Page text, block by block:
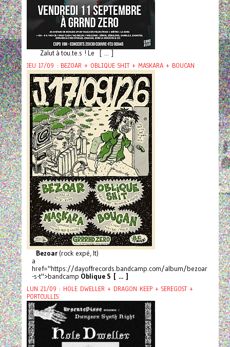
Zalut à tou.te.s ! Le [ ... ]
JEU 17/09 : BEZOAR + OBLIQUE SHIT + MASKARA + BOUCAN
Bezoar(rock expé, It)
a
href="https://dayoffrecords.bandcamp.com/album/bezoar
-s-t">bandcamp Oblique S [ ... ]
LUN 21/09 : HOLE DWELLER + DRAGON KEEP + SEREGOST +
PORTCULLIS